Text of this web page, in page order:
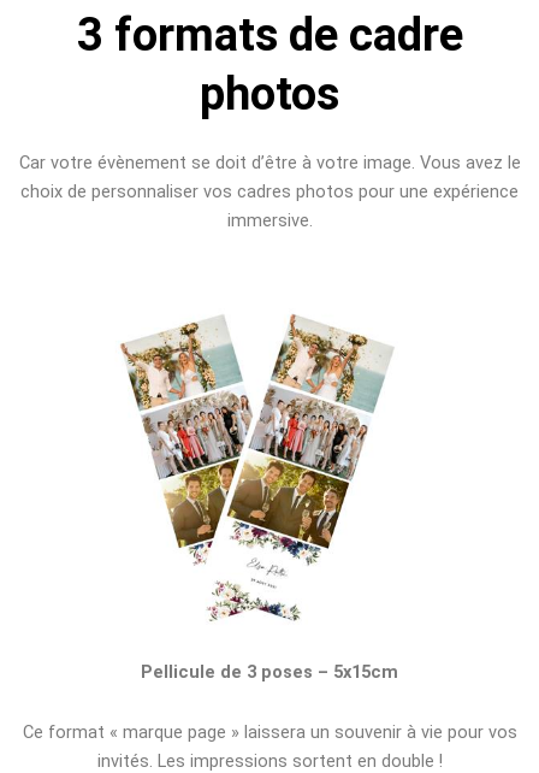
3 formats de cadre
photos
Car votre évènement se doit d’être à votre image. Vous avez le
choix de personnaliser vos cadres photos pour une expérience
immersive.
Pellicule de 3 poses – 5x15cm
Ce format « marque page » laissera un souvenir à vie pour vos
invités. Les impressions sortent en double !